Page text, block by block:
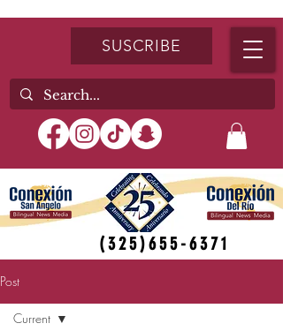
SUSCRIBE
(325)655-6371
Post
Current